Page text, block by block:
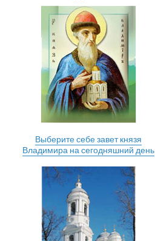
Выберите себе завет князя
Владимира на сегодняшний день